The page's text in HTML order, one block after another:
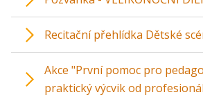
Recitační přehlídka Dětské
Akce "První pomoc pro
praktický výcvik od